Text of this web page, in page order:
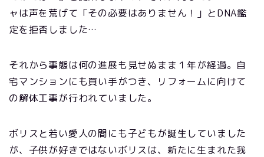
ャは声を荒げて「その必要はありません！」とDNA鑑
定を拒否しました…
それから事態は何の進展も見せぬまま１年が経過。自
宅マンションにも買い手がつき、リフォームに向けて
の解体工事が行われていました。
ボリスと若い愛人の間にも子どもが誕生していました
が、子供が好きではないボリスは、新たに生まれた我